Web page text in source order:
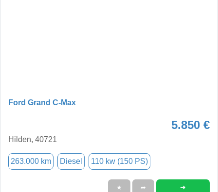
Ford Grand C-Max
5.850 €
Hilden, 40721
263.000 km Diesel 110 kw (150 PS)
★ ➦ ➜